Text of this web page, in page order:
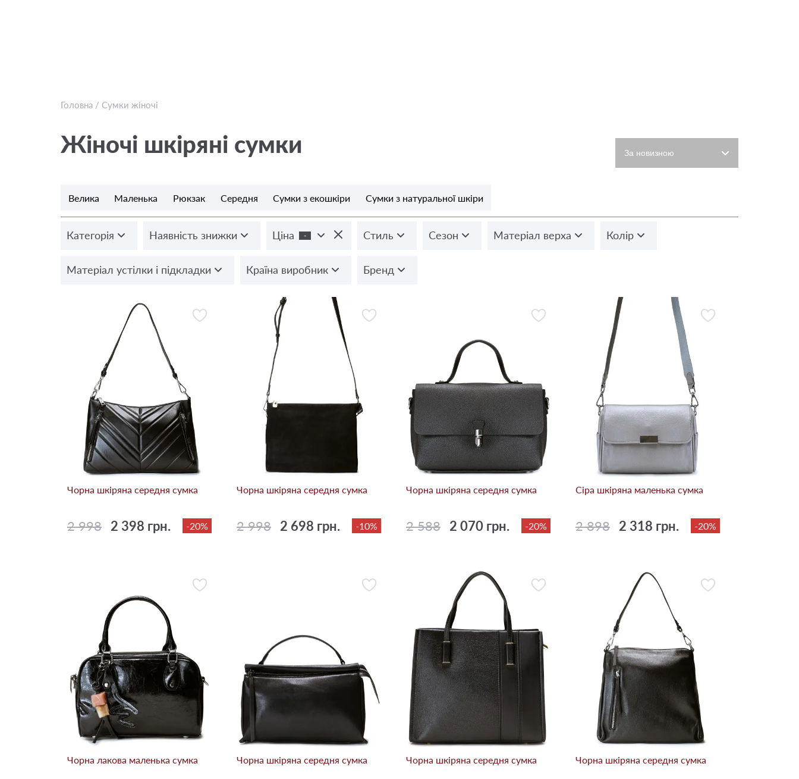
Головна / Сумки жіночі
Жіночі шкіряні сумки
Велика Маленька Рюкзак Середня Сумки з екошкіри Сумки з натуральної шкіри
Категорія Наявність знижки Ціна - Стиль Сезон Матеріал верха Колір
Матеріал устілки і підкладки Країна виробник Бренд
Чорна шкіряна середня сумка
2 998 2 398 грн. -20%
Чорна шкіряна середня сумка
2 998 2 698 грн. -10%
Чорна шкіряна середня сумка
2 588 2 070 грн. -20%
Сіра шкіряна маленька сумка
2 898 2 318 грн. -20%
Чорна лакова маленька сумка Чорна шкіряна середня сумка Чорна шкіряна середня сумка Чорна шкіряна середня сумка